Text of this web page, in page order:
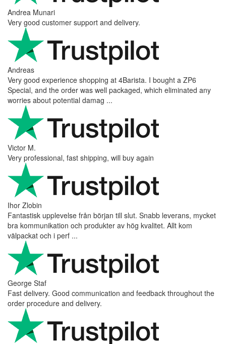
Andrea Munari
Very good customer support and delivery.
Andreas
Very good experience shopping at 4Barista. I bought a ZP6
Special, and the order was well packaged, which eliminated any
worries about potential damag ...
Victor M.
Very professional, fast shipping, will buy again
Ihor Zlobin
Fantastisk upplevelse från början till slut. Snabb leverans, mycket
bra kommunikation och produkter av hög kvalitet. Allt kom
välpackat och i perf ...
George Staf
Fast delivery. Good communication and feedback throughout the
order procedure and delivery.